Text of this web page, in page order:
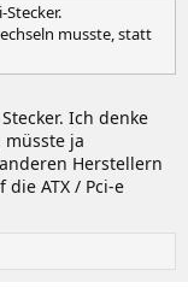
Stecker.
musste, statt
Ich denke
müsste ja
Herstellern
ATX / Pci-e